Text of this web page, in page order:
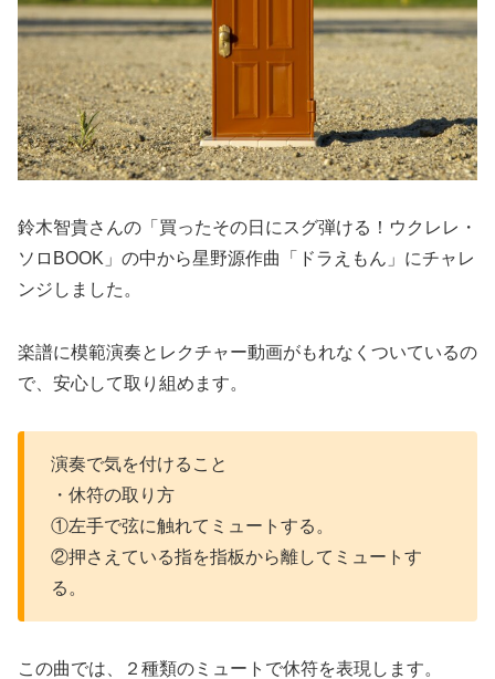
鈴木智貴さんの「買ったその日にスグ弾ける！ウクレレ・
ソロBOOK」の中から星野源作曲「ドラえもん」にチャレ
ンジしました。
楽譜に模範演奏とレクチャー動画がもれなくついているの
で、安心して取り組めます。
演奏で気を付けること
・休符の取り方
①左手で弦に触れてミュートする。
②押さえている指を指板から離してミュートす
る。
この曲では、２種類のミュートで休符を表現します。